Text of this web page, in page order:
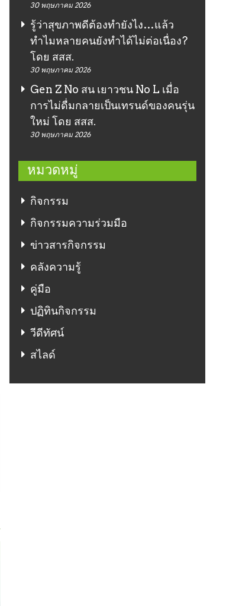
30 พฤษภาคม 2026
รู้ว่าสุขภาพดีต้องทำยังไง…แล้ว
ทำไมหลายคนยังทำได้ไม่ต่อเนื่อง?
โดย สสส.
30 พฤษภาคม 2026
Gen Z No สน เยาวชน No L เมื่อ
การไม่ดื่มกลายเป็นเทรนด์ของคนรุ่น
ใหม่ โดย สสส.
30 พฤษภาคม 2026
หมวดหมู่
กิจกรรม
กิจกรรมความร่วมมือ
ข่าวสารกิจกรรม
คลังความรู้
คู่มือ
ปฏิทินกิจกรรม
วีดีทัศน์
สไลด์